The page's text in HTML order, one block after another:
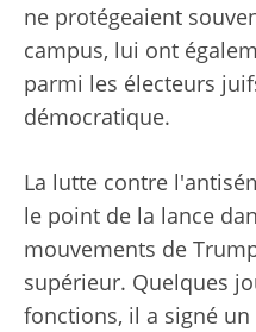
ne protégeaient
campus, lui ont
parmi les électeurs
démocratique.
La lutte contre
le point de la lance
mouvements de
supérieur. Quelques
fonctions, il a signé